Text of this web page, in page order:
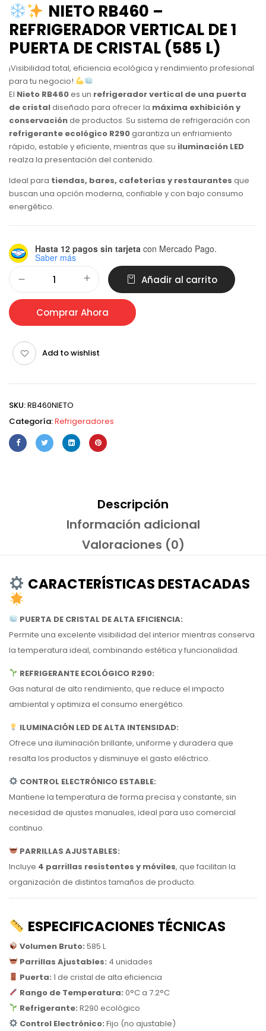
NIETO RB460 –
REFRIGERADOR VERTICAL DE 1
PUERTA DE CRISTAL (585 L)
¡Visibilidad total, eficiencia ecológica y rendimiento profesional
para tu negocio!
El Nieto RB460es un refrigerador vertical de una puerta
de cristaldiseñado para ofrecer la máxima exhibición y
conservaciónde productos. Su sistema de refrigeración con
refrigerante ecológico R290garantiza un enfriamiento
rápido, estable y eficiente, mientras que su iluminación LED
realza la presentación del contenido.
Ideal para tiendas, bares, cafeterías y restaurantes que
buscan una opción moderna, confiable y con bajo consumo
energético.
Hasta 12 pagos sin tarjeta con Mercado Pago.
Saber más
Añadir al carrito
Comprar Ahora
Add to wishlist
SKU:RB460NIETO
Categoría:Refrigeradores
Descripción
Información adicional
Valoraciones (0)
CARACTERÍSTICAS DESTACADAS
PUERTA DE CRISTAL DE ALTA EFICIENCIA:
Permite una excelente visibilidad del interior mientras conserva
la temperatura ideal, combinando estética y funcionalidad.
REFRIGERANTE ECOLÓGICO R290:
Gas natural de alto rendimiento, que reduce el impacto
ambiental y optimiza el consumo energético.
ILUMINACIÓN LED DE ALTA INTENSIDAD:
Ofrece una iluminación brillante, uniforme y duradera que
resalta los productos y disminuye el gasto eléctrico.
CONTROL ELECTRÓNICO ESTABLE:
Mantiene la temperatura de forma precisa y constante, sin
necesidad de ajustes manuales, ideal para uso comercial
continuo.
PARRILLAS AJUSTABLES:
Incluye 4 parrillas resistentes y móviles, que facilitan la
organización de distintos tamaños de producto.
ESPECIFICACIONES TÉCNICAS
Volumen Bruto: 585 L
Parrillas Ajustables: 4 unidades
Puerta: 1 de cristal de alta eficiencia
Rango de Temperatura: 0°C a 7.2°C
Refrigerante: R290 ecológico
Control Electrónico: Fijo (no ajustable)